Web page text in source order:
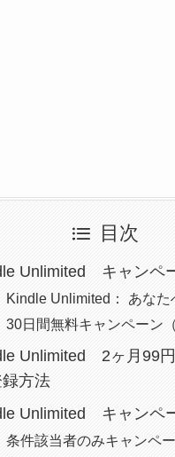
目次
Unlimited キャンペ
Kindle Unlimited： あなた
30日間無料キャンペーン
Unlimited 2ヶ月99
方法
Unlimited キャンペ
条件該当者のみキャンペ